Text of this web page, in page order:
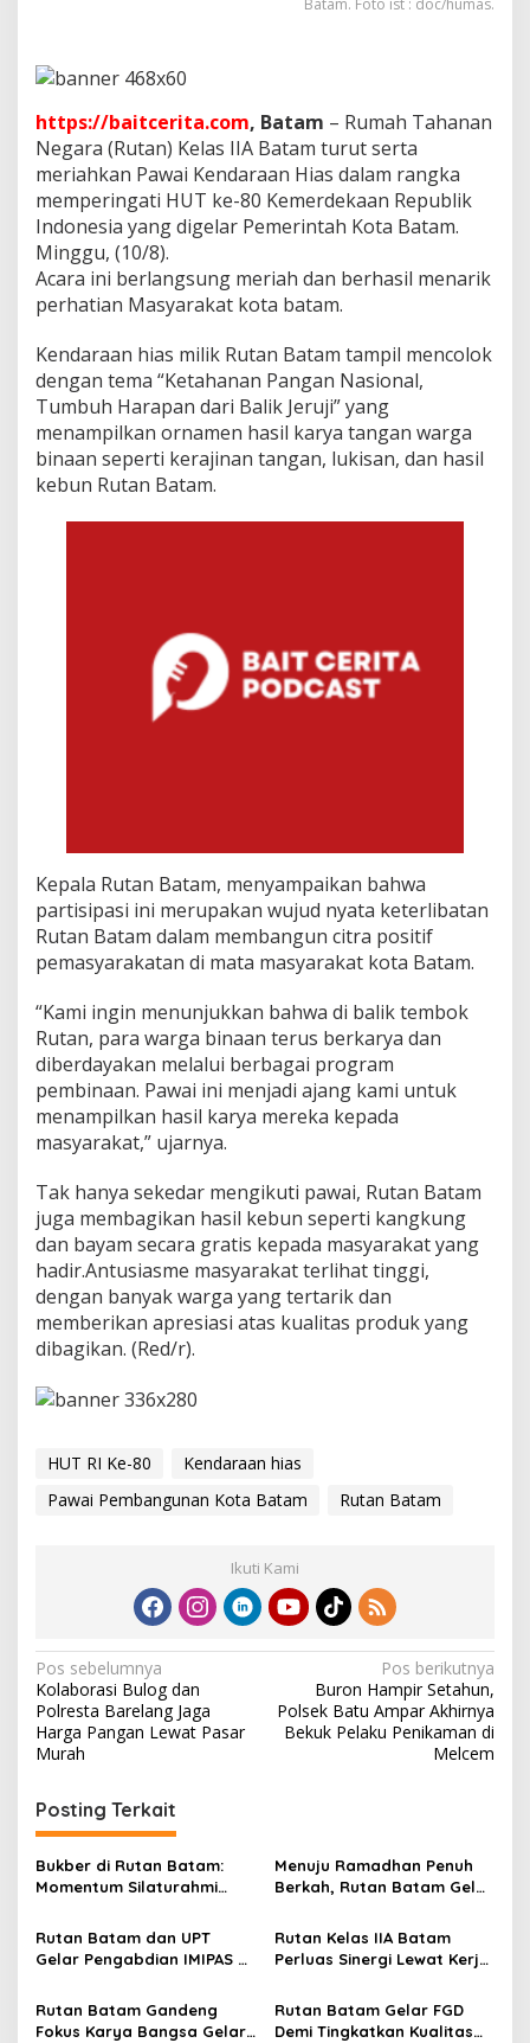
a
m
p
i
l
k
a
S
e
a
n
g
a
t
K
e
e
a
n
https://baitcerita.com, Batam – Rumah Tahanan
Negara (Rutan) Kelas IIA Batam turut serta
meriahkan Pawai Kendaraan Hias dalam rangka
memperingati HUT ke-80 Kemerdekaan Republik
Indonesia yang digelar Pemerintah Kota Batam.
Minggu, (10/8).
Acara ini berlangsung meriah dan berhasil menarik
perhatian Masyarakat kota batam.
Kendaraan hias milik Rutan Batam tampil mencolok
dengan tema “Ketahanan Pangan Nasional,
Tumbuh Harapan dari Balik Jeruji” yang
menampilkan ornamen hasil karya tangan warga
binaan seperti kerajinan tangan, lukisan, dan hasil
kebun Rutan Batam.
Kepala Rutan Batam, menyampaikan bahwa
partisipasi ini merupakan wujud nyata keterlibatan
Rutan Batam dalam membangun citra positif
pemasyarakatan di mata masyarakat kota Batam.
“Kami ingin menunjukkan bahwa di balik tembok
Rutan, para warga binaan terus berkarya dan
diberdayakan melalui berbagai program
pembinaan. Pawai ini menjadi ajang kami untuk
menampilkan hasil karya mereka kepada
masyarakat,” ujarnya.
Tak hanya sekedar mengikuti pawai, Rutan Batam
juga membagikan hasil kebun seperti kangkung
dan bayam secara gratis kepada masyarakat yang
hadir.Antusiasme masyarakat terlihat tinggi,
dengan banyak warga yang tertarik dan
memberikan apresiasi atas kualitas produk yang
dibagikan. (Red/r).
HUT RI Ke-80
Kendaraan hias
Pawai Pembangunan Kota Batam
Rutan Batam
Ikuti Kami
N
a
v
g
a
s
p
o
s
Pos sebelumnya
Kolaborasi Bulog dan
Polresta Barelang Jaga
Harga Pangan Lewat Pasar
Murah
Pos berikutnya
Buron Hampir Setahun,
Polsek Batu Ampar Akhirnya
Bekuk Pelaku Penikaman di
Melcem
Posting Terkait
Bukber di Rutan Batam:
Momentum Silaturahmi
Warga Binaan
Menuju Ramadhan Penuh
Berkah, Rutan Batam Gelar
Rutan Batam dan UPT
Gelar Pengabdian IMIPAS di
Rutan Kelas IIA Batam
Perluas Sinergi Lewat Kerja
Rutan Batam Gandeng
Fokus Karya Bangsa Gelar
Rutan Batam Gelar FGD
Demi Tingkatkan Kualitas